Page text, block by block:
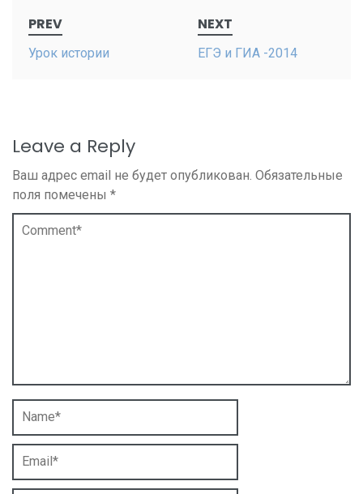
navigation
PREV
Урок истории
NEXT
ЕГЭ и ГИА -2014
Leave a Reply
Ваш адрес email не будет опубликован. Обязательные
поля помечены *